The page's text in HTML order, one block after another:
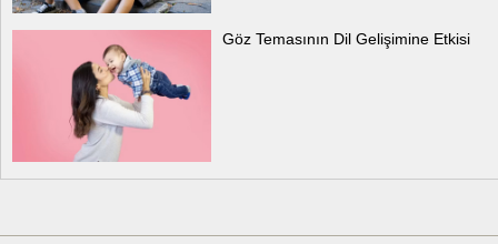
Göz Temasının Dil Gelişimine Etkisi